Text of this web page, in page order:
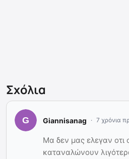
Σχόλια
Giannisanag 7 χρόνια
Μα δεν μας ελεγαν οτι
καταναλώνουν